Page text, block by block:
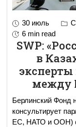
30 июль
6 min read
SWP:
в
между
Берлинский Фонд
консультирует
ЕС, НАТО и ООН)